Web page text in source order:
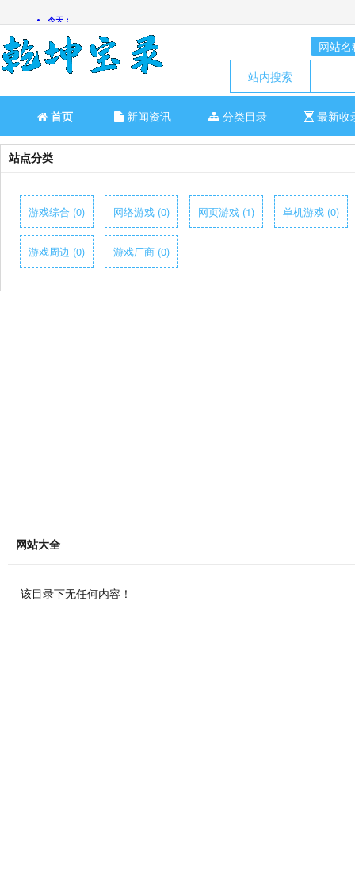
网站名
站内搜索
首页 新闻资讯 分类目录 最新收
站点分类
游戏综合 (0) 网络游戏 (0) 网页游戏 (1) 单机游戏 (0)
游戏周边 (0) 游戏厂商 (0)
网站大全
该目录下无任何内容！